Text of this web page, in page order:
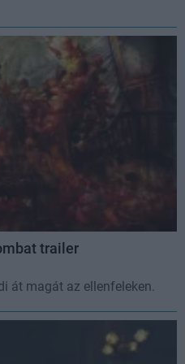
trailer
át magát az ellenfeleken.